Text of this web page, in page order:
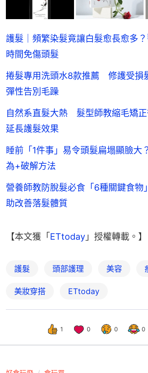
護髮｜頻繁染髮竟讓白髮愈長愈多
時間免傷頭髮
捲髮專用洗頭水8款推薦 修護受
彈性告別毛躁
自然系直髮大熱 髮型師教縮毛矯
延長護髮效果
睡前「1件事」易令頭髮扁塌顯臉大
為+破解方法
營養師教防脫髮必食「6種關鍵食
助改善落髮體質
【本文獲「 ETtoday 」授權轉載。】
護髮 頭部護理 美容
美妝穿搭 ETtoday
1 0 0 0